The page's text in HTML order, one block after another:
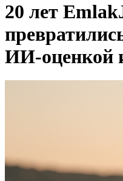
20 лет
ИИ‑оценкой